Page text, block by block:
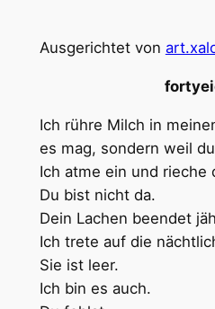
Ausgerichtet von
Ich rühre Milch in
es mag, sondern weil
Ich atme ein und rieche
Du bist nicht da.
Dein Lachen beendet
Ich trete auf die
Sie ist leer.
Ich bin es auch.